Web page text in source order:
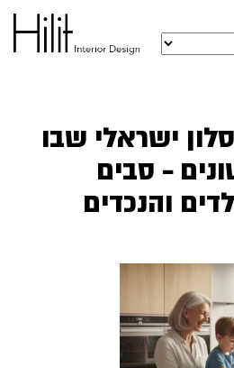
ישראלי שבו
– סבים
והנכדים